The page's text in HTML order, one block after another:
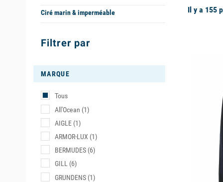
Ciré marin & imperméable
Filtrer par
MARQUE
Tous
All'Ocean (1)
AIGLE (1)
ARMOR-LUX (1)
BERMUDES (6)
GILL (6)
GRUNDENS (1)
Hansen,
La
Ces
ci
hauturière
ces
parmi les
Il y a 155